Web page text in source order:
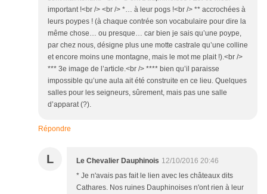
important !<br /> <br /> *… à leur pogs !<br /> ** accrochées à
leurs poypes ! (à chaque contrée son vocabulaire pour dire la
même chose… ou presque… car bien je sais qu’une poype,
par chez nous, désigne plus une motte castrale qu’une colline
et encore moins une montagne, mais le mot me plait !).<br />
*** 3e image de l’article.<br /> **** bien qu’il paraisse
impossible qu’une aula ait été construite en ce lieu. Quelques
salles pour les seigneurs, sûrement, mais pas une salle
d’apparat (?).
Répondre
L Le Chevalier Dauphinois 12/10/2016 20:46
* Je n'avais pas fait le lien avec les châteaux dits
Cathares. Nos ruines Dauphinoises n'ont rien à leur